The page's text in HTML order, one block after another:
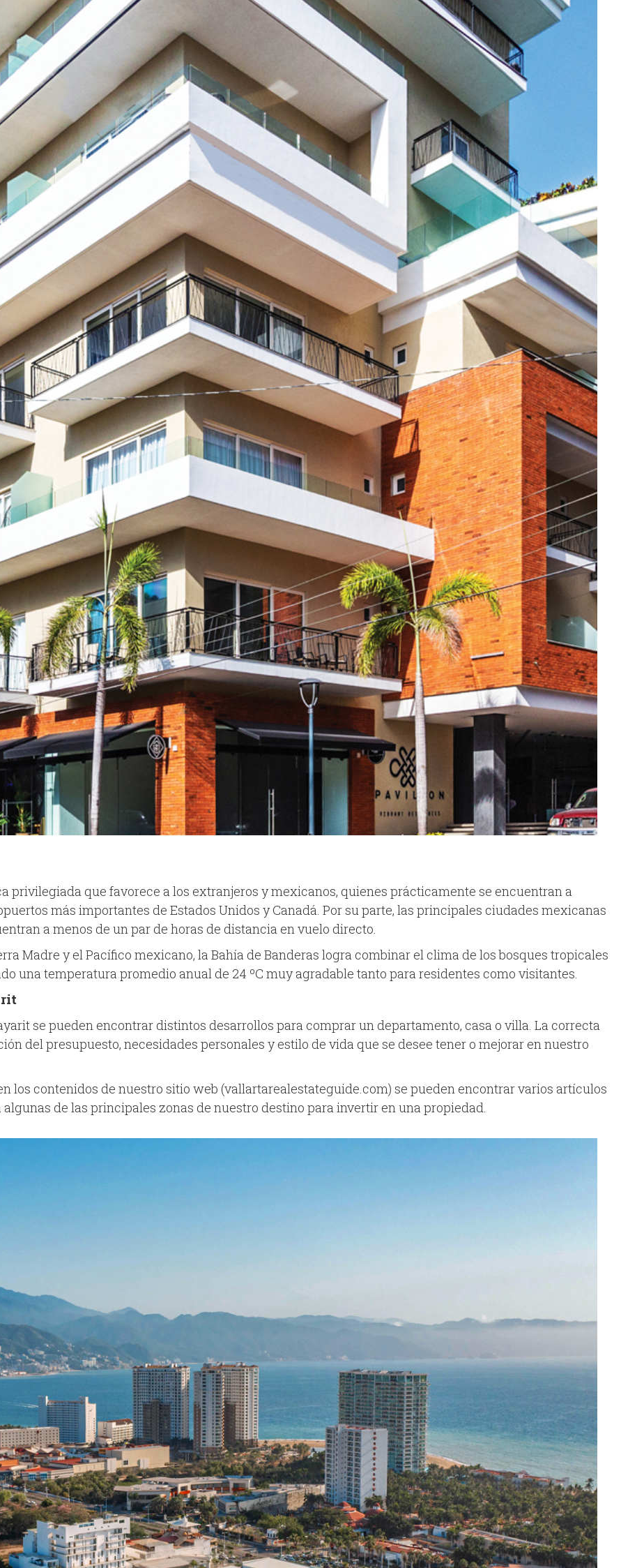
privilegiada que favorece a los extranjeros y mexicanos, quienes prácticamente se encuentran a
más importantes de Estados Unidos y Canadá. Por su parte, las principales ciudades mexicanas
a menos de un par de horas de distancia en vuelo directo.
Madre y el Pacífico mexicano, la Bahía de Banderas logra combinar el clima de los bosques tropicales
una temperatura promedio anual de 24 ºC muy agradable tanto para residentes como visitantes.
se pueden encontrar distintos desarrollos para comprar un departamento, casa o villa. La correcta
del presupuesto, necesidades personales y estilo de vida que se desee tener o mejorar en nuestro
los contenidos de nuestro sitio web (vallartarealestateguide.com) se pueden encontrar varios artículos
de las principales zonas de nuestro destino para invertir en una propiedad.